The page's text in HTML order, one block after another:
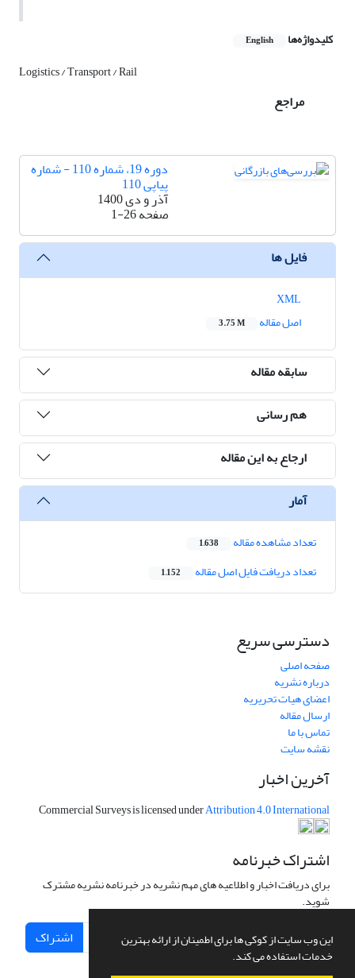
این وب سایت از کوکی ها برای اطمینان از ارائه بهترین
خدمات استفاده می کند.
کلیدواژه‌ها English
Logistics / Transport / Rail
مراجع
دوره 19، شماره 110 - شماره
پیاپی 110
آذر و دی 1400
صفحه1-26
فایل ها
اصل مقاله
3.75 M
سابقه مقاله
هم رسانی
ارجاع به این مقاله
آمار
تعداد مشاهده مقاله 1,638
تعداد دریافت فایل اصل مقاله 1,152
دسترسی سریع
صفحه اصلی
درباره نشریه
اعضای هیات تحریریه
ارسال مقاله
تماس با ما
نقشه سایت
آخرین اخبار
Commercial Surveys is licensed underAttribution 4.0 International
اشتراک خبرنامه
برای دریافت اخبار و اطلاعیه های مهم نشریه در خبرنامه نشریه مشترک
شوید.
اشتراک